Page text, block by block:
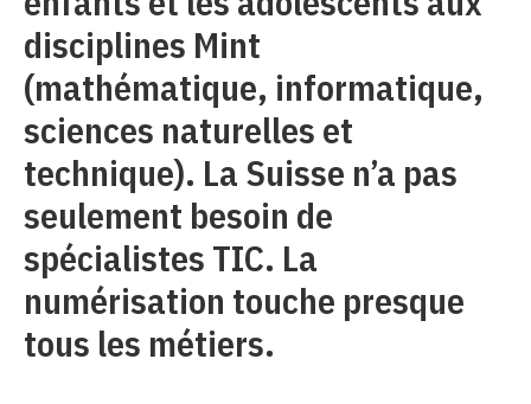
disciplines Mint
(mathématique, informatique,
sciences naturelles et
technique). La Suisse n’a pas
seulement besoin de
spécialistes TIC. La
numérisation touche presque
tous les métiers.